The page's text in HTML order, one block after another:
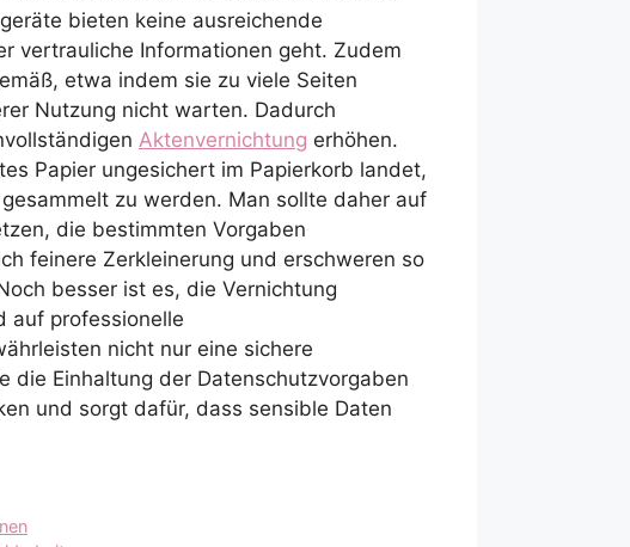
bieten keine ausreichende
vertrauliche Informationen geht. Zudem
etwa indem sie zu viele Seiten
Nutzung nicht warten. Dadurch
Aktenvernichtung erhöhen.
Papier ungesichert im Papierkorb landet,
zu werden. Man sollte daher auf
die bestimmten Vorgaben
feinere Zerkleinerung und erschweren so
besser ist es, die Vernichtung
auf professionelle
nicht nur eine sichere
die Einhaltung der Datenschutzvorgaben
und sorgt dafür, dass sensible Daten